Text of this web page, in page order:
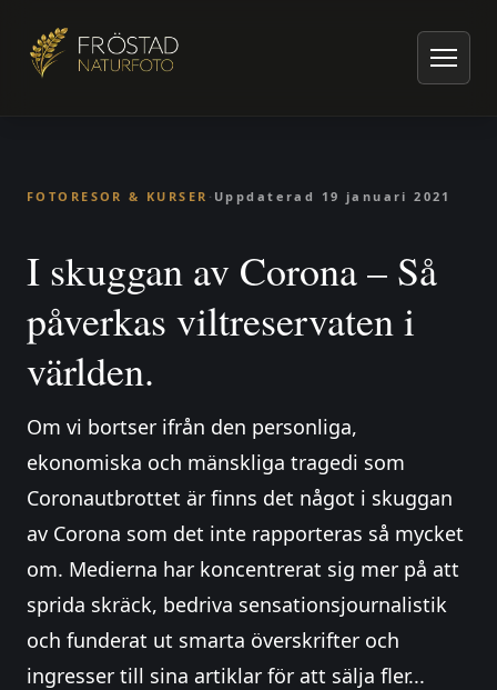
Artiklar om naturfoto
Fotoresor & kurser
I skuggan av Corona – Så påverkas viltreservaten i världen.
FOTORESOR & KURSER · Uppdaterad 19 januari 2021
I skuggan av Corona – Så
påverkas viltreservaten i
världen.
Om vi bortser ifrån den personliga,
ekonomiska och mänskliga tragedi som
Coronautbrottet är finns det något i skuggan
av Corona som det inte rapporteras så mycket
om. Medierna har koncentrerat sig mer på att
sprida skräck, bedriva sensationsjournalistik
och funderat ut smarta överskrifter och
ingresser till sina artiklar för att sälja fler...